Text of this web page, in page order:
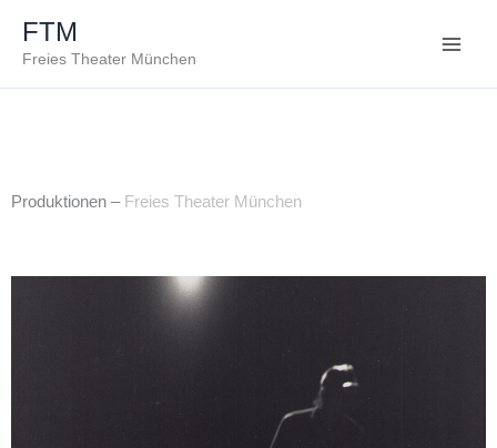
Inhalt
springen
FTM
Freies Theater München
Produktionen – Freies Theater München